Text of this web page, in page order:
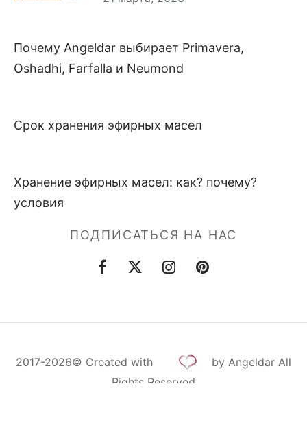
Почему Angeldar выбирает Primavera,
Oshadhi, Farfalla и Neumond
Срок хранения эфирных масел
Хранение эфирных масел: как? почему?
условия
ПОДПИСАТЬСЯ НА НАС
2017-2026© Created with
by Angeldar All
Rights Reserved